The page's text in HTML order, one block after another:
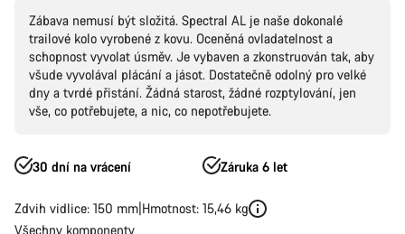
Zábava nemusí být složitá. Spectral AL je naše dokonalé
trailové kolo vyrobené z kovu. Oceněná ovladatelnost a
schopnost vyvolat úsměv. Je vybaven a zkonstruován tak, aby
všude vyvolával plácání a jásot. Dostatečně odolný pro velké
dny a tvrdé přistání. Žádná starost, žádné rozptylování, jen
vše, co potřebujete, a nic, co nepotřebujete.
30 dní na vrácení Záruka 6 let
Zdvih vidlice: 150 mm Hmotnost: 15,46 kg
Všechny komponenty